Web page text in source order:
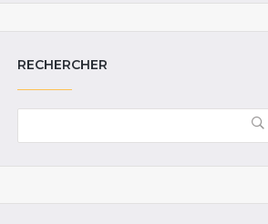
RECHERCHER